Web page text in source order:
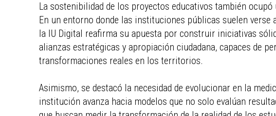
La sostenibilidad de los proyectos educativos también
En un entorno donde las instituciones públicas suelen
la IU Digital reafirma su apuesta por construir iniciativas
alianzas estratégicas y apropiación ciudadana, capaces de
transformaciones reales en los territorios.
Asimismo, se destacó la necesidad de evolucionar en la
institución avanza hacia modelos que no solo evalúan